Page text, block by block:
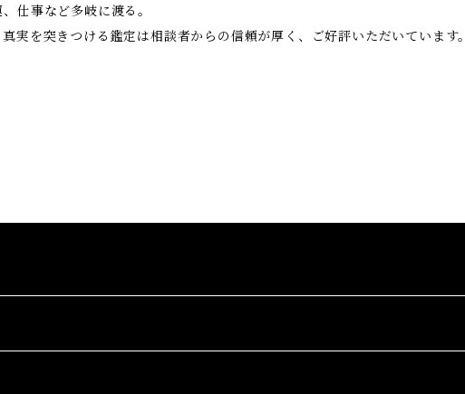
仕事など多岐に渡る。
実を突きつける鑑定は相談者からの信頼が厚く、ご好評いただいています。